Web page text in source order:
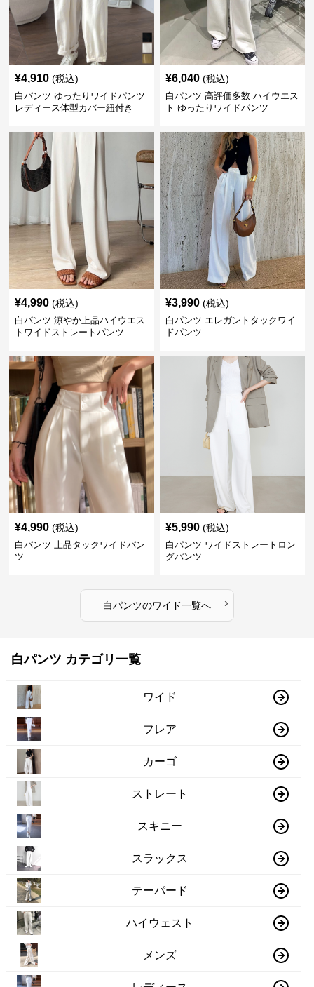
¥4,910 (税込)
白パンツ ゆったりワイドパンツ
レディース体型カバー紐付き
¥6,040 (税込)
白パンツ 高評価多数 ハイウエス
ト ゆったりワイドパンツ
¥4,990 (税込)
白パンツ 涼やか上品ハイウエス
トワイドストレートパンツ
¥3,990 (税込)
白パンツ エレガントタックワイ
ドパンツ
¥4,990 (税込)
白パンツ 上品タックワイドパン
ツ
¥5,990 (税込)
白パンツ ワイドストレートロン
グパンツ
白パンツのワイド一覧へ ›
白パンツ カテゴリ一覧
ワイド
フレア
カーゴ
ストレート
スキニー
スラックス
テーパード
ハイウェスト
メンズ